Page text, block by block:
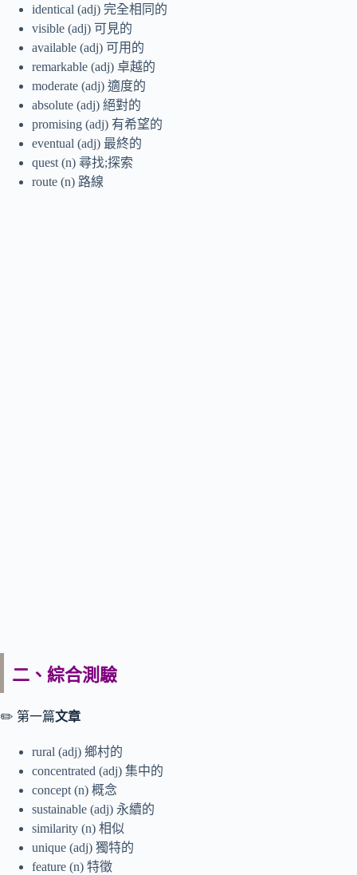
identical (adj) 完全相同的
visible (adj) 可見的
available (adj) 可用的
remarkable (adj) 卓越的
moderate (adj) 適度的
absolute (adj) 絕對的
promising (adj) 有希望的
eventual (adj) 最終的
quest (n) 尋找;探索
route (n) 路線
二、綜合測驗
✏️ 第一篇文章
rural (adj) 鄉村的
concentrated (adj) 集中的
concept (n) 概念
sustainable (adj) 永續的
similarity (n) 相似
unique (adj) 獨特的
feature (n) 特徵